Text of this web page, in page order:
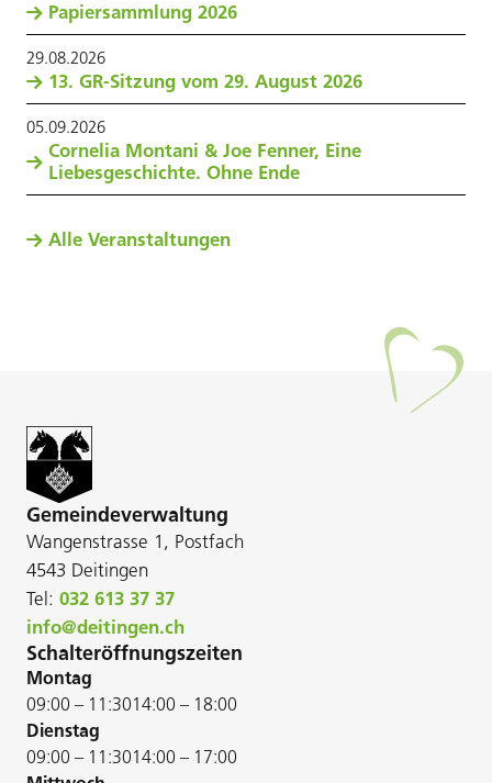
Papiersammlung 2026
29.08.2026
13. GR-Sitzung vom 29. August 2026
05.09.2026
Cornelia Montani & Joe Fenner, Eine
Liebesgeschichte. Ohne Ende
Alle Veranstaltungen
Gemeindeverwaltung
Wangenstrasse 1, Postfach
4543 Deitingen
Tel: 032 613 37 37
info@deitingen.ch
Schalteröffnungszeiten
Montag
09:00 – 11:3014:00 – 18:00
Dienstag
09:00 – 11:3014:00 – 17:00